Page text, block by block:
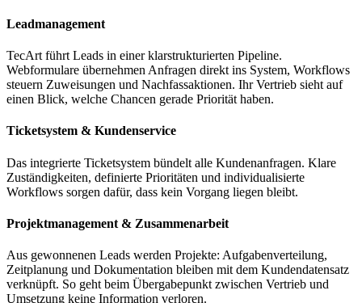
Leadmanagement
TecArt führt Leads in einer klarstrukturierten Pipeline.
Webformulare übernehmen Anfragen direkt ins System, Workflows
steuern Zuweisungen und Nachfassaktionen. Ihr Vertrieb sieht auf
einen Blick, welche Chancen gerade Priorität haben.
Ticketsystem & Kundenservice
Das integrierte Ticketsystem bündelt alle Kundenanfragen. Klare
Zuständigkeiten, definierte Prioritäten und individualisierte
Workflows sorgen dafür, dass kein Vorgang liegen bleibt.
Projektmanagement & Zusammenarbeit
Aus gewonnenen Leads werden Projekte: Aufgabenverteilung,
Zeitplanung und Dokumentation bleiben mit dem Kundendatensatz
verknüpft. So geht beim Übergabepunkt zwischen Vertrieb und
Umsetzung keine Information verloren.